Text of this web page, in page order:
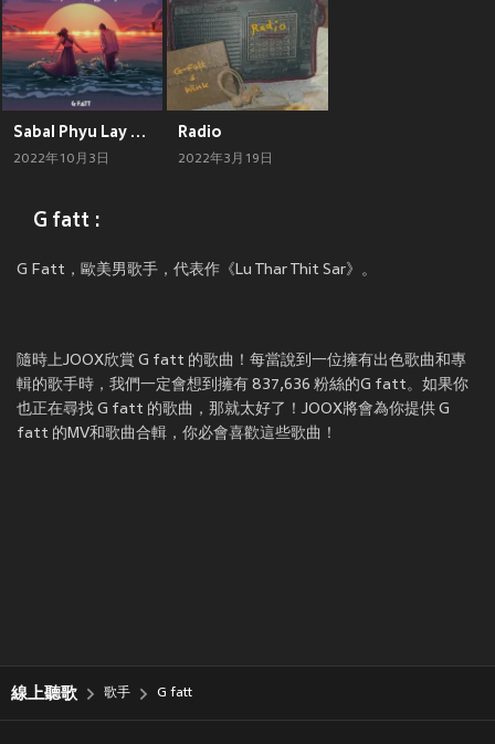
Sabal Phyu Lay Nae Twae Tae Nout
2022年10月3日
Radio
2022年3月19日
G fatt :
G Fatt，歐美男歌手，代表作《Lu Thar Thit Sar》。
隨時上JOOX欣賞 G fatt 的歌曲！每當說到一位擁有出色歌曲和專
輯的歌手時，我們一定會想到擁有 837,636 粉絲的G fatt。如果你
也正在尋找 G fatt 的歌曲，那就太好了！JOOX將會為你提供 G
fatt 的MV和歌曲合輯，你必會喜歡這些歌曲！
線上聽歌 歌手 G fatt